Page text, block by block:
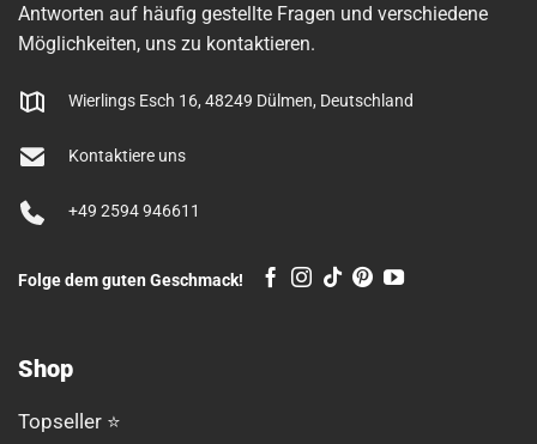
Antworten auf häufig gestellte Fragen und verschiedene
Möglichkeiten, uns zu kontaktieren.
Wierlings Esch 16, 48249 Dülmen, Deutschland
Kontaktiere uns
+49 2594 946611
Folge dem guten Geschmack!
Shop
Topseller ⭐